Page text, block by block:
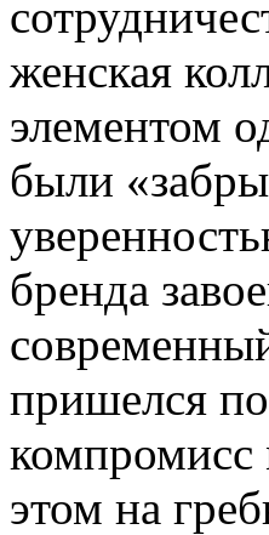
женская
элементом
были
бренда
пришелся
компромисс
этом на